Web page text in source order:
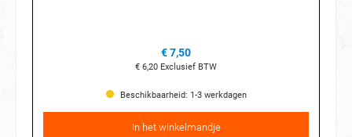
€ 7,50
€ 6,20 Exclusief BTW
Beschikbaarheid: 1-3 werkdagen
In het winkelmandje